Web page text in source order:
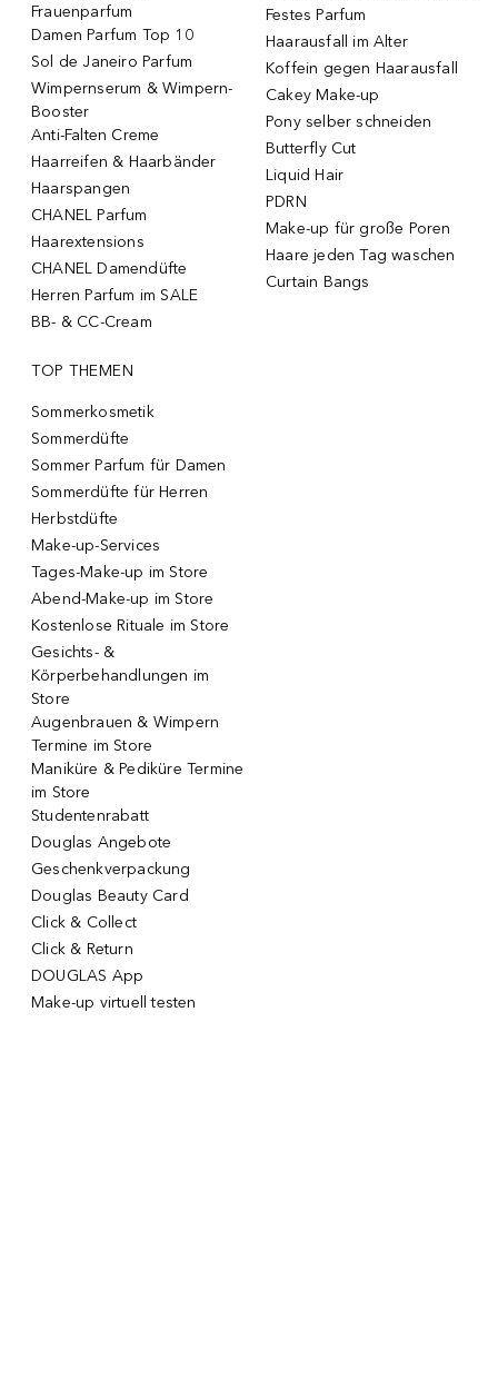
Frauenparfum
Damen Parfum Top 10
Sol de Janeiro Parfum
Wimpernserum & Wimpern-
Booster
Anti-Falten Creme
Haarreifen & Haarbänder
Haarspangen
CHANEL Parfum
Haarextensions
CHANEL Damendüfte
Herren Parfum im SALE
BB- & CC-Cream
Festes Parfum
Haarausfall im Alter
Koffein gegen Haarausfall
Cakey Make-up
Pony selber schneiden
Butterfly Cut
Liquid Hair
PDRN
Make-up für große Poren
Haare jeden Tag waschen
Curtain Bangs
TOP THEMEN
Sommerkosmetik
Sommerdüfte
Sommer Parfum für Damen
Sommerdüfte für Herren
Herbstdüfte
Make-up-Services
Tages-Make-up im Store
Abend-Make-up im Store
Kostenlose Rituale im Store
Gesichts- &
Körperbehandlungen im
Store
Augenbrauen & Wimpern
Termine im Store
Maniküre & Pediküre Termine
im Store
Studentenrabatt
Douglas Angebote
Geschenkverpackung
Douglas Beauty Card
Click & Collect
Click & Return
DOUGLAS App
Make-up virtuell testen